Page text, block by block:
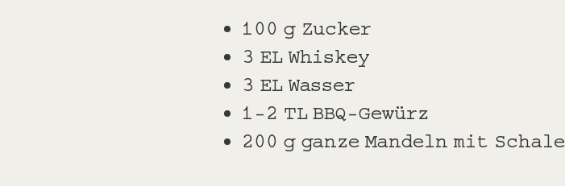
100 g Zucker
3 EL Whiskey
3 EL Wasser
1-2 TL BBQ-Gewürz
200 g ganze Mandeln mit Schale